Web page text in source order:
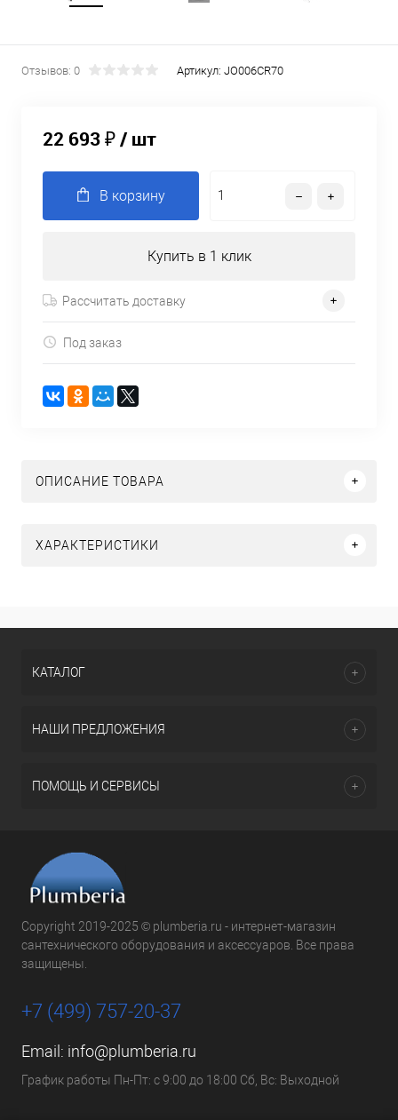
Отзывов: 0 Артикул: JO006CR70
22 693 ₽/ шт
В корзину
Купить в 1 клик
Рассчитать доставку
Под заказ
ОПИСАНИЕ ТОВАРА
ХАРАКТЕРИСТИКИ
КАТАЛОГ
НАШИ ПРЕДЛОЖЕНИЯ
ПОМОЩЬ И СЕРВИСЫ
Copyright 2019-2025 © plumberia.ru - интернет-магазин
сантехнического оборудования и аксессуаров. Все права
защищены.
+7 (499) 757-20-37
Email: info@plumberia.ru
График работы Пн-Пт: с 9:00 до 18:00 Сб, Вс: Выходной